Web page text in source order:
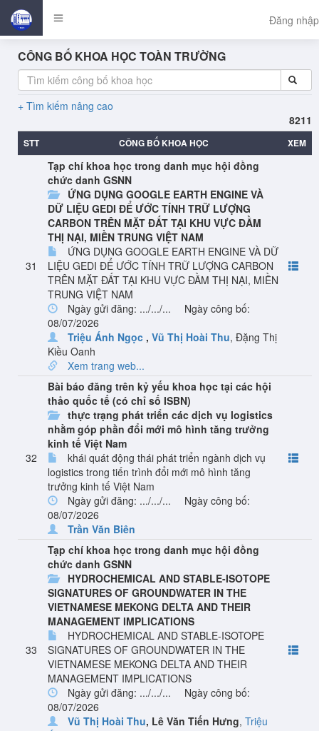
Đăng nhập
CÔNG BỐ KHOA HỌC TOÀN TRƯỜNG
Tìm kiếm nâng cao
8211
STT CÔNG BỐ KHOA HỌC XEM
31
Tạp chí khoa học trong danh mục hội đồng
chức danh GSNN
ỨNG DỤNG GOOGLE EARTH ENGINE VÀ
DỮ LIỆU GEDI ĐỂ ƯỚC TÍNH TRỮ LƯỢNG
CARBON TRÊN MẶT ĐẤT TẠI KHU VỰC ĐẦM
THỊ NẠI, MIỀN TRUNG VIỆT NAM
ỨNG DỤNG GOOGLE EARTH ENGINE VÀ DỮ
LIỆU GEDI ĐỂ ƯỚC TÍNH TRỮ LƯỢNG CARBON
TRÊN MẶT ĐẤT TẠI KHU VỰC ĐẦM THỊ NẠI, MIỀN
TRUNG VIỆT NAM
Ngày gửi đăng: .../.../...
Ngày công bố:
08/07/2026
Triệu Ánh Ngọc , Vũ Thị Hoài Thu, Đặng Thị
Kiều Oanh
Xem trang web...
32
Bài báo đăng trên kỷ yếu khoa học tại các hội
thảo quốc tế (có chỉ số ISBN)
thực trạng phát triển các dịch vụ logistics
nhằm góp phần đổi mới mô hình tăng trưởng
kinh tế Việt Nam
khái quát động thái phát triển ngành dịch vụ
logistics trong tiến trình đổi mới mô hình tăng
trưởng kinh tế Việt Nam
Ngày gửi đăng: .../.../...
Ngày công bố:
08/07/2026
Trần Văn Biên
33
Tạp chí khoa học trong danh mục hội đồng
chức danh GSNN
HYDROCHEMICAL AND STABLE-ISOTOPE
SIGNATURES OF GROUNDWATER IN THE
VIETNAMESE MEKONG DELTA AND THEIR
MANAGEMENT IMPLICATIONS
HYDROCHEMICAL AND STABLE-ISOTOPE
SIGNATURES OF GROUNDWATER IN THE
VIETNAMESE MEKONG DELTA AND THEIR
MANAGEMENT IMPLICATIONS
Ngày gửi đăng: .../.../...
Ngày công bố:
08/07/2026
Vũ Thị Hoài Thu, Lê Văn Tiến Hưng, Triệu